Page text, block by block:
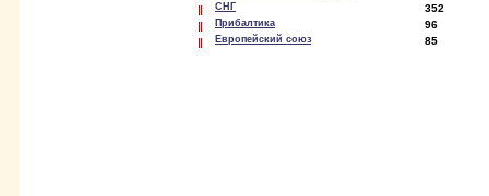
СНГ 352
Прибалтика 96
Европейский союз 85